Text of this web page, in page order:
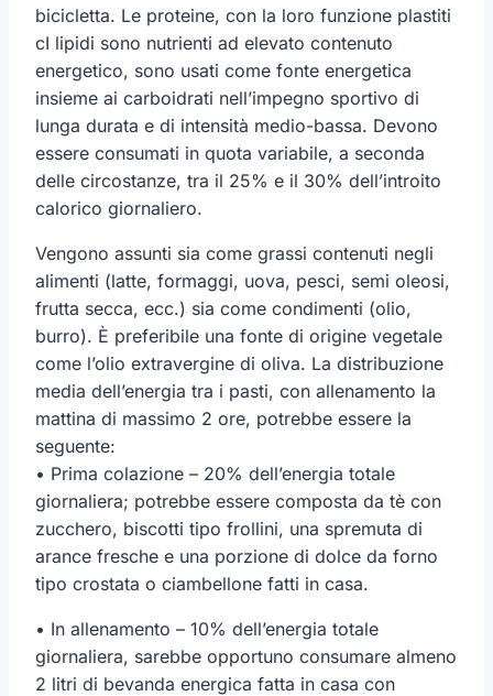
bicicletta. Le proteine, con la loro funzione plastiti
cI lipidi sono nutrienti ad elevato contenuto
energetico, sono usati come fonte energetica
insieme ai carboidrati nell’impegno sportivo di
lunga durata e di intensità medio-bassa. Devono
essere consumati in quota variabile, a seconda
delle circostanze, tra il 25% e il 30% dell’introito
calorico giornaliero.
Vengono assunti sia come grassi contenuti negli
alimenti (latte, formaggi, uova, pesci, semi oleosi,
frutta secca, ecc.) sia come condimenti (olio,
burro). È preferibile una fonte di origine vegetale
come l’olio extravergine di oliva. La distribuzione
media dell’energia tra i pasti, con allenamento la
mattina di massimo 2 ore, potrebbe essere la
seguente:
• Prima colazione – 20% dell’energia totale
giornaliera; potrebbe essere composta da tè con
zucchero, biscotti tipo frollini, una spremuta di
arance fresche e una porzione di dolce da forno
tipo crostata o ciambellone fatti in casa.
• In allenamento – 10% dell’energia totale
giornaliera, sarebbe opportuno consumare almeno
2 litri di bevanda energica fatta in casa con